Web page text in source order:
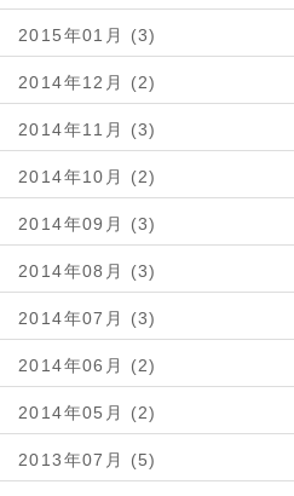
2015年01月 (3)
2014年12月 (2)
2014年11月 (3)
2014年10月 (2)
2014年09月 (3)
2014年08月 (3)
2014年07月 (3)
2014年06月 (2)
2014年05月 (2)
2013年07月 (5)